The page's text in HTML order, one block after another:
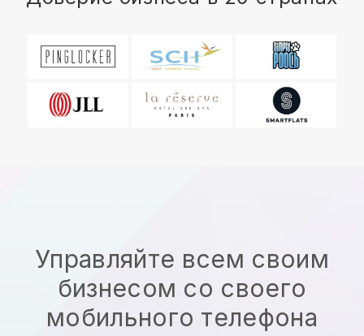
Управляйте всем своим
бизнесом со своего
мобильного телефона